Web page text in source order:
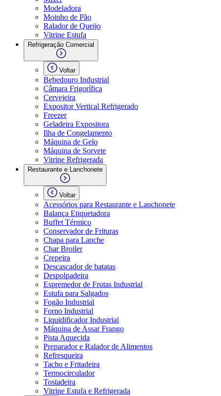
Modeladora
Moinho de Pão
Ralador de Queijo
Vitrine Estufa
Refrigeração Comercial
Voltar
Bebedouro Industrial
Câmara Frigorífica
Cervejeira
Expositor Vertical Refrigerado
Freezer
Geladeira Expositora
Ilha de Congelamento
Máquina de Gelo
Máquina de Sorvete
Vitrine Refrigerada
Restaurante e Lanchonete
Voltar
Acessórios para Restaurante e Lanchonete
Balança Etiquetadora
Buffet Térmico
Conservador de Frituras
Chapa para Lanche
Char Broiler
Crepeira
Descascador de batatas
Despolpadeira
Espremedor de Frutas Industrial
Estufa para Salgados
Fogão Industrial
Forno Industrial
Liquidificador Industrial
Máquina de Assar Frango
Pista Aquecida
Preparador e Ralador de Alimentos
Refresqueira
Tacho e Fritadeira
Termocirculador
Tostadeira
Vitrine Estufa e Refrigerada